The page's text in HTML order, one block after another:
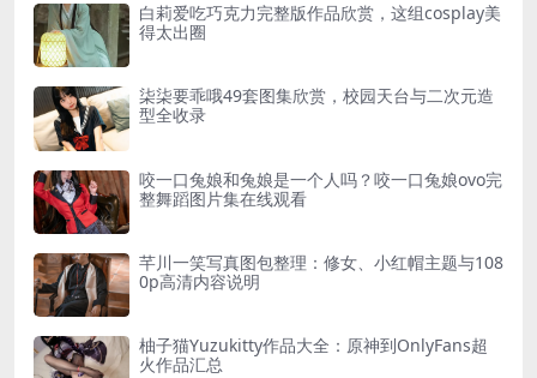
白莉爱吃巧克力完整版作品欣赏，这组cosplay美
得太出圈
柒柒要乖哦49套图集欣赏，校园天台与二次元造
型全收录
咬一口兔娘和兔娘是一个人吗？咬一口兔娘ovo完
整舞蹈图片集在线观看
芊川一笑写真图包整理：修女、小红帽主题与108
0p高清内容说明
柚子猫Yuzukitty作品大全：原神到OnlyFans超
火作品汇总